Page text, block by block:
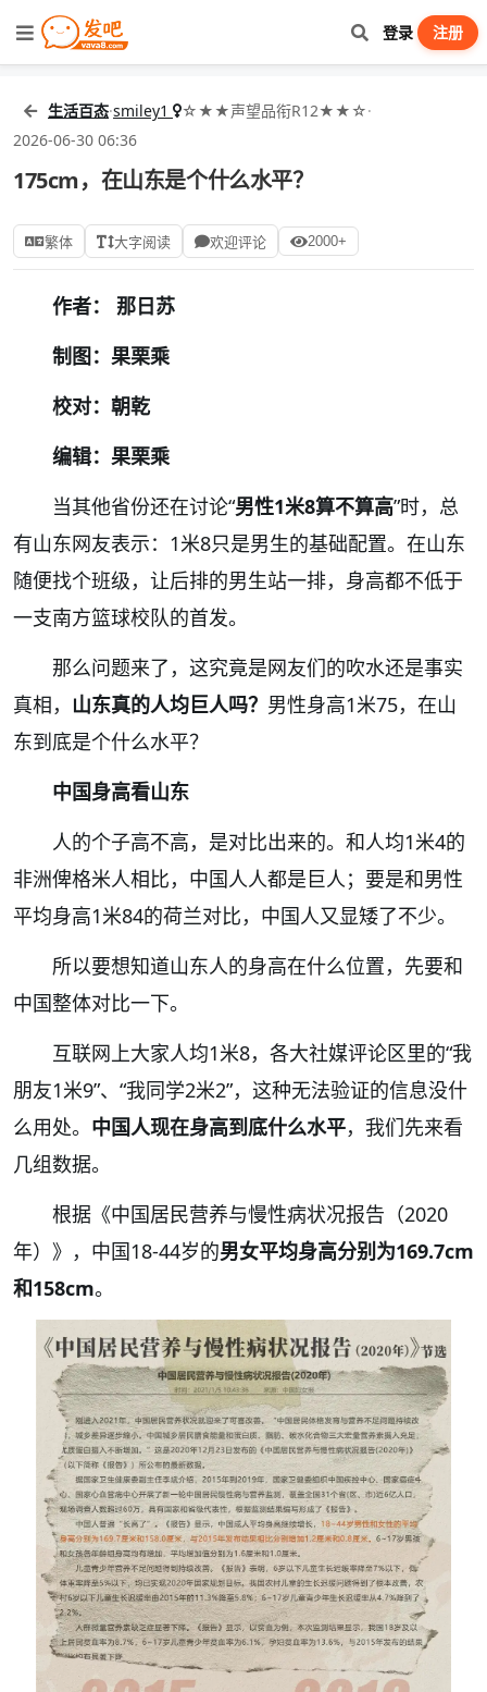
登录 注册
生活百态·smiley1 ☆★★声望品衔R12★★☆·
2026-06-30 06:36
175cm，在山东是个什么水平？
繁体 大字阅读 欢迎评论 2000+
作者： 那日苏
制图：果栗乘
校对：朝乾
编辑：果栗乘
当其他省份还在讨论“男性1米8算不算高”时，总
有山东网友表示：1米8只是男生的基础配置。在山东
随便找个班级，让后排的男生站一排，身高都不低于
一支南方篮球校队的首发。
那么问题来了，这究竟是网友们的吹水还是事实
真相， 山东真的人均巨人吗？ 男性身高1米75，在山
东到底是个什么水平？
中国身高看山东
人的个子高不高，是对比出来的。和人均1米4的
非洲俾格米人相比，中国人人都是巨人；要是和男性
平均身高1米84的荷兰对比，中国人又显矮了不少。
所以要想知道山东人的身高在什么位置，先要和
中国整体对比一下。
互联网上大家人均1米8，各大社媒评论区里的“我
朋友1米9”、“我同学2米2”，这种无法验证的信息没什
么用处。 中国人现在身高到底什么水平，我们先来看
几组数据。
根据《中国居民营养与慢性病状况报告（2020
年）》，中国18-44岁的男女平均身高分别为169.7cm
和158cm。